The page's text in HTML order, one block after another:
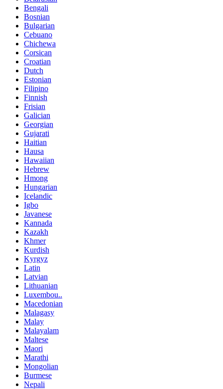
Bengali
Bosnian
Bulgarian
Cebuano
Chichewa
Corsican
Croatian
Dutch
Estonian
Filipino
Finnish
Frisian
Galician
Georgian
Gujarati
Haitian
Hausa
Hawaiian
Hebrew
Hmong
Hungarian
Icelandic
Igbo
Javanese
Kannada
Kazakh
Khmer
Kurdish
Kyrgyz
Latin
Latvian
Lithuanian
Luxembou..
Macedonian
Malagasy
Malay
Malayalam
Maltese
Maori
Marathi
Mongolian
Burmese
Nepali